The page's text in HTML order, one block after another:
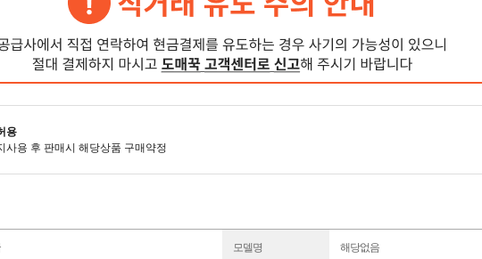
용
사용 후 판매시 해당상품 구매약정
모델명 해당없음